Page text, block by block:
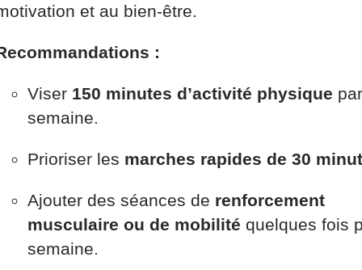
et au bien-être.
:
Viser 150 minutes d’activité physique par
semaine.
Prioriser les marches rapides de 30
Ajouter des séances de renforcement
musculaire ou de mobilité quelques fois
semaine.